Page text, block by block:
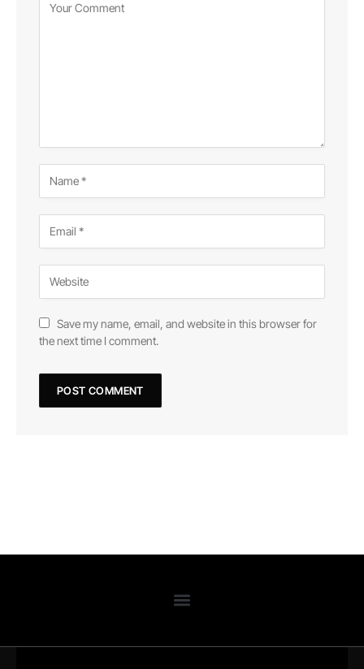
Save my name, email, and website in this browser for
the next time I comment.